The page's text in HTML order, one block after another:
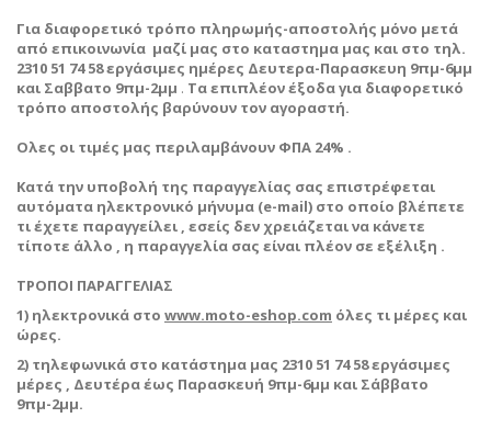
Για διαφορετικό τρόπο πληρωμής-αποστολής μόνο μετά
από επικοινωνία μαζί μας στο καταστημα μας και στο τηλ.
2310 51 74 58 εργάσιμες ημέρες Δευτερα-Παρασκευη 9πμ-6μμ
και Σαββατο 9πμ-2μμ . Τα επιπλέον έξοδα για διαφορετικό
τρόπο αποστολής βαρύνουν τον αγοραστή.
Ολες οι τιμές μας περιλαμβάνουν ΦΠΑ 24% .
Κατά την υποβολή της παραγγελίας σας επιστρέφεται
αυτόματα ηλεκτρονικό μήνυμα (e-mail) στο οποίο βλέπετε
τι έχετε παραγγείλει , εσείς δεν χρειάζεται να κάνετε
τίποτε άλλο , η παραγγελία σας είναι πλέον σε εξέλιξη .
ΤΡΟΠΟΙ ΠΑΡΑΓΓΕΛΙΑΣ
1) ηλεκτρονικά στο www.moto-eshop.com όλες τι μέρες και
ώρες.
2) τηλεφωνικά στο κατάστημα μας 2310 51 74 58 εργάσιμες
μέρες , Δευτέρα έως Παρασκευή 9πμ-6μμ και Σάββατο
9πμ-2μμ.